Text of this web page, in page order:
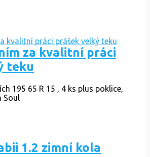
za kvalitní práci
teku
195 65 R 15 , 4 ks plus poklice,
Soul
1.2 zimní kola